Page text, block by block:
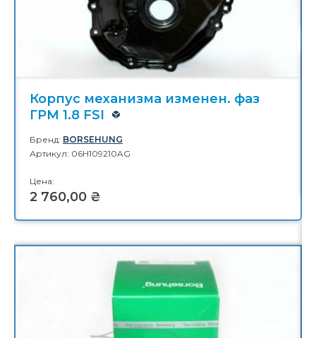
Корпус механизма изменен. фаз
ГРМ 1.8 FSI
Бренд: BORSEHUNG
Артикул: 06H109210AG
Цена:
2 760,00 ₴